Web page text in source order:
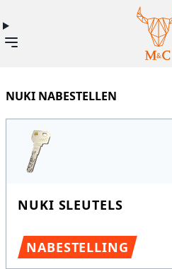
NUKI NABESTELLEN
NUKI SLEUTELS
NABESTELLING